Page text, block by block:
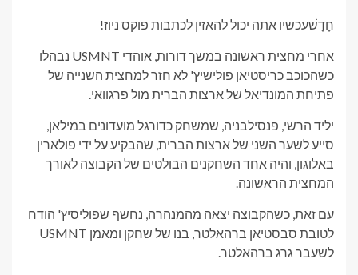
חָדָשׁעכשיו אתה יכול להאזין לכתבות פוקס ניוז!
אחרי מחצית ראשונה במשך דורות, אוהדי USMNT נבהלו
כשהכוכב כריסטיאן פולישיץ' לא חזר למחצית השנייה של
פתיחת המונדיאל של ארצות הברית מול פרגוואי.
יליד הרשי, פנסילבניה, שמשחק כדורגל מועדונים במילאן,
סייע לשער השני של ארצות הברית, שהבקיע על ידי פולארין
באלוגון, והיה אחד השחקנים הבולטים של הקבוצה לאורך
המחצית הראשונה.
עם זאת, כשהקבוצה יצאה מהמנהרה, נחשף שפוליסיץ' הודח
לטובת סבסטיאן ברהאלטר, בנו של שחקן ומאמן USMNT
לשעבר גרג ברהאלטר.